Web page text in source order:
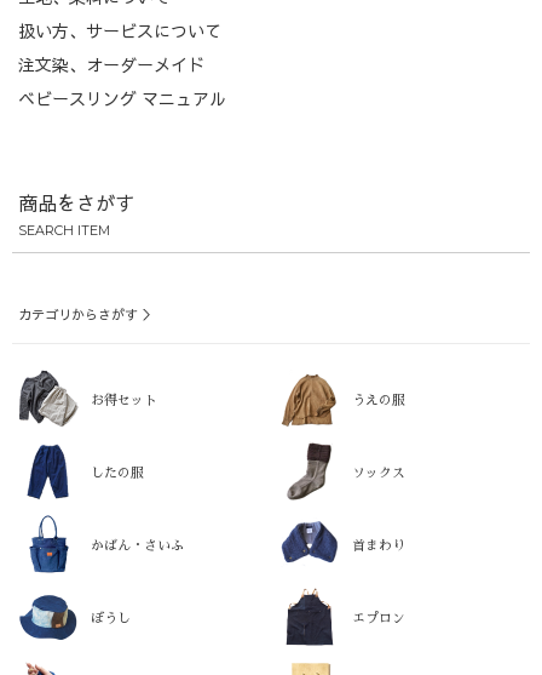
扱い方、サービスについて
注文染、オーダーメイド
ベビースリング マニュアル
商品をさがす
SEARCH ITEM
カテゴリからさがす ＞
お得セット うえの服
したの服 ソックス
かばん・さいふ 首まわり
ぼうし エプロン